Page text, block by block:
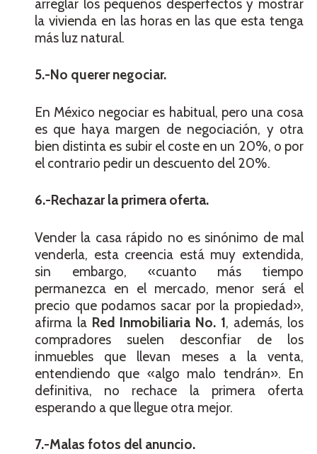
arreglar los pequeños desperfectos y mostrar
la vivienda en las horas en las que esta tenga
más luz natural.
5.-No querer negociar.
En México negociar es habitual, pero una cosa
es que haya margen de negociación, y otra
bien distinta es subir el coste en un 20%, o por
el contrario pedir un descuento del 20%.
6.-Rechazar la primera oferta.
Vender la casa rápido no es sinónimo de mal
venderla, esta creencia está muy extendida,
sin embargo, «cuanto más tiempo
permanezca en el mercado, menor será el
precio que podamos sacar por la propiedad»,
afirma la Red Inmobiliaria No. 1, además, los
compradores suelen desconfiar de los
inmuebles que llevan meses a la venta,
entendiendo que «algo malo tendrán». En
definitiva, no rechace la primera oferta
esperando a que llegue otra mejor.
7.-Malas fotos del anuncio.